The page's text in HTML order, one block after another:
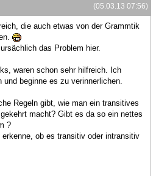
(05.03.13 07:56)
die auch etwas von der Grammtik
das Problem hier.
waren schon sehr hilfreich. Ich
beginne es zu verinnerlichen.
Regeln gibt, wie man ein transitives
macht? Gibt es da so ein nettes
?
ob es transitiv oder intransitiv